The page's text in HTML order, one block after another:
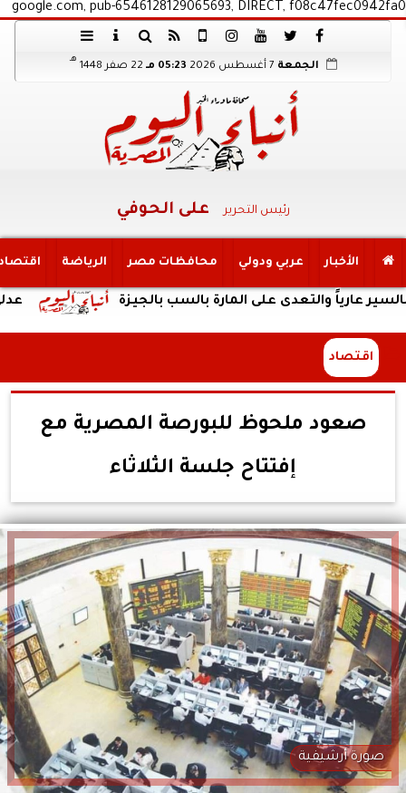
google.com, pub-6546128129065693, DIRECT, f08c47fec0942fa0
الجمعة 05:23 مـ 22 صفر 1448
هـ
رئيس التحرير على الحوفي
الأخبار عربي ودولي محافظات مصر الرياضة
عدلي وعبد والتعدى على المارة بالسب بالجيزة
اقتصاد
صعود ملحوظ للبورصة المصرية مع
إفتتاح جلسة الثلاثاء
صورة أرشيفية